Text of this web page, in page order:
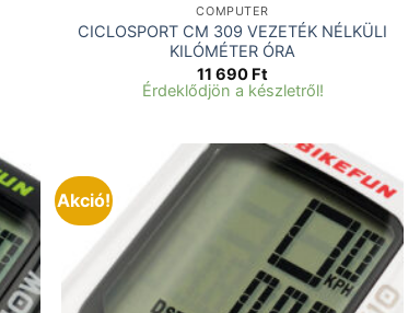
COMPUTER
CICLOSPORT CM 309 VEZETÉK NÉLKÜLI
KILÓMÉTER ÓRA
11 690 Ft
Érdeklődjön a készletről!
Akció!